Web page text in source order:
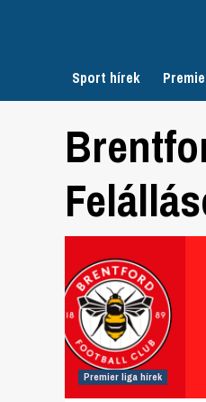
Sport hírek
Premier liga hírek